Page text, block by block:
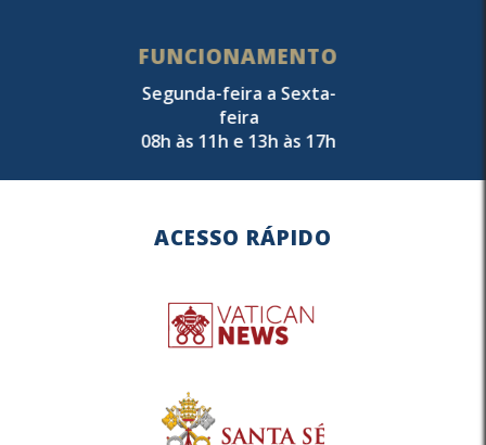
FUNCIONAMENTO
Segunda-feira a Sexta-
feira
08h às 11h e 13h às 17h
ACESSO RÁPIDO